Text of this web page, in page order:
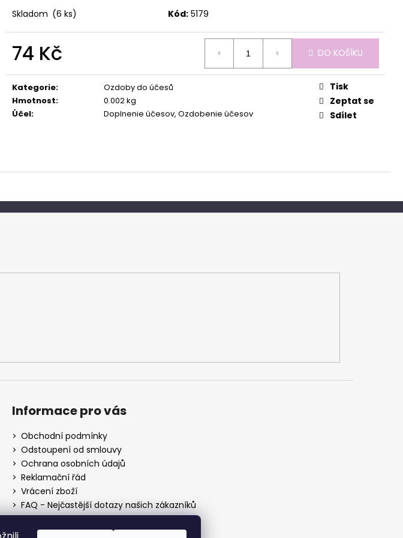
Skladom (6 ks) Kód: 5179
74 Kč
cena:
DO KOŠÍKU
Kategorie:
Ozdoby do účesů
Hmotnost:
0.002 kg
Účel: Doplnenie účesov, Ozdobenie účesov
Tisk
Zeptat se
Sdílet
Informace pro vás
Obchodní podmínky
Odstoupení od smlouvy
Ochrana osobních údajů
Reklamační řád
Vrácení zboží
FAQ - Nejčastější dotazy našich zákazníků
Mapa braiderek
Kurz zapletání vlasů